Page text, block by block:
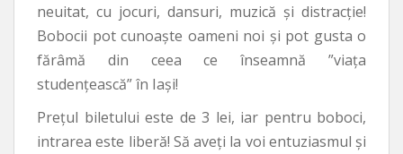
neuitat, cu jocuri, dansuri, muzică și distracție!
Bobocii pot cunoaște oameni noi și pot gusta o
fărâmă din ceea ce înseamnă ”viața
studențească” în Iași!
Prețul biletului este de 3 lei, iar pentru boboci,
intrarea este liberă! Să aveți la voi entuziasmul și